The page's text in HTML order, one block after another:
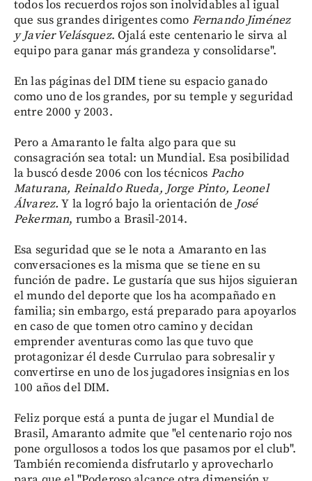
todos los recuerdos rojos son inolvidables al igual
que sus grandes dirigentes como Fernando Jiménez
y Javier Velásquez. Ojalá este centenario le sirva al
equipo para ganar más grandeza y consolidarse".
En las páginas del DIM tiene su espacio ganado
como uno de los grandes, por su temple y seguridad
entre 2000 y 2003.
Pero a Amaranto le falta algo para que su
consagración sea total: un Mundial. Esa posibilidad
la buscó desde 2006 con los técnicos Pacho
Maturana, Reinaldo Rueda, Jorge Pinto, Leonel
Álvarez.Y la logró bajo la orientación de José
Pekerman, rumbo a Brasil-2014.
Esa seguridad que se le nota a Amaranto en las
conversaciones es la misma que se tiene en su
función de padre. Le gustaría que sus hijos siguieran
el mundo del deporte que los ha acompañado en
familia; sin embargo, está preparado para apoyarlos
en caso de que tomen otro camino y decidan
emprender aventuras como las que tuvo que
protagonizar él desde Currulao para sobresalir y
convertirse en uno de los jugadores insignias en los
100 años del DIM.
Feliz porque está a punta de jugar el Mundial de
Brasil, Amaranto admite que "el centenario rojo nos
pone orgullosos a todos los que pasamos por el club".
También recomienda disfrutarlo y aprovecharlo